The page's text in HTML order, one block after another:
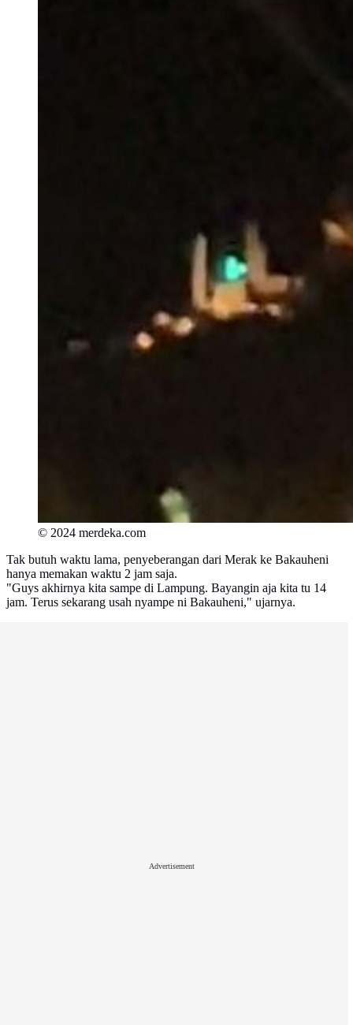
© 2024 merdeka.com
Tak butuh waktu lama, penyeberangan dari Merak ke Bakauheni
hanya memakan waktu 2 jam saja.
"Guys akhirnya kita sampe di Lampung. Bayangin aja kita tu 14
jam. Terus sekarang usah nyampe ni Bakauheni," ujarnya.
Advertisement